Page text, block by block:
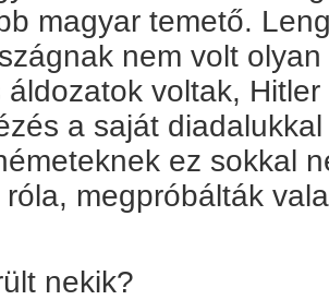
magyar temető.
nem volt
áldozatok voltak,
a saját
ez sokkal
megpróbálták
nekik?